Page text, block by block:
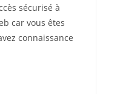
sécurisé à
car vous êtes
connaissance